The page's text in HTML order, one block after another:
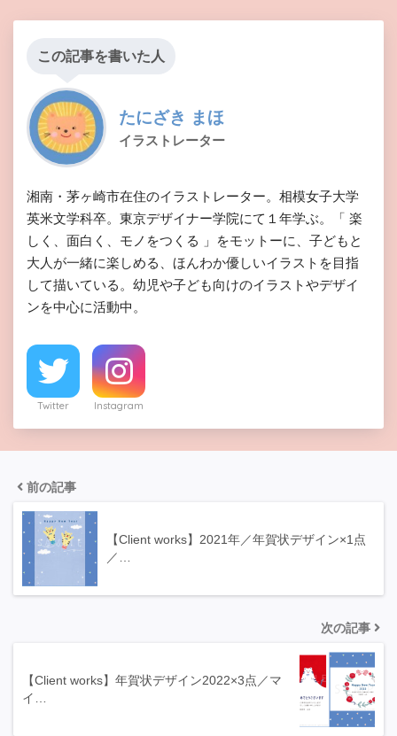
この記事を書いた人
たにざき まほ
イラストレーター
湘南・茅ヶ崎市在住のイラストレーター。相模女子大学
英米文学科卒。東京デザイナー学院にて１年学ぶ。「 楽
しく、面白く、モノをつくる 」をモットーに、子どもと
大人が一緒に楽しめる、ほんわか優しいイラストを目指
して描いている。幼児や子ども向けのイラストやデザイ
ンを中心に活動中。
Twitter Instagram
前の記事
【Client works】2021年／年賀状デザイン×1点
／…
次の記事
【Client works】年賀状デザイン2022×3点／マ
イ…